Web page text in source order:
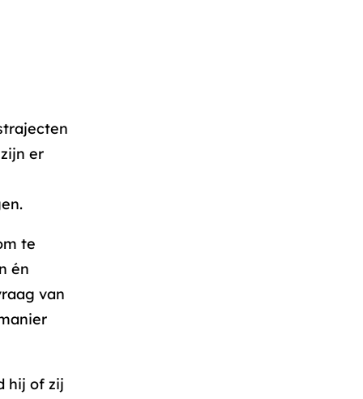
er
te
én
van
hij of zij